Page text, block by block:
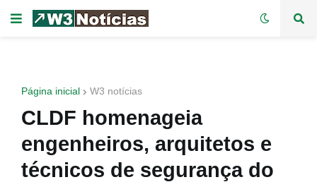
Página inicial W3 notícias
CLDF homenageia
engenheiros, arquitetos e
técnicos de segurança do